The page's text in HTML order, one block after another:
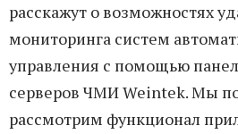
расскажут о возможностях
мониторинга систем
управления с помощью
серверов ЧМИ Weintek. Мы
рассмотрим функционал